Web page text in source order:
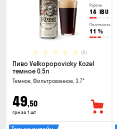
Горечь
14 IBU
Плотность
11 %
(0)
Пиво Velkopopovicky Kozel
темное 0.5л
Темное, Фильтрованное, 3.7°
49,50
грн за 1 шт